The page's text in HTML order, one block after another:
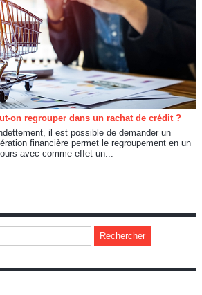
on regrouper dans un rachat de crédit ?
il est possible de demander un
financière permet le regroupement en un
avec comme effet un...